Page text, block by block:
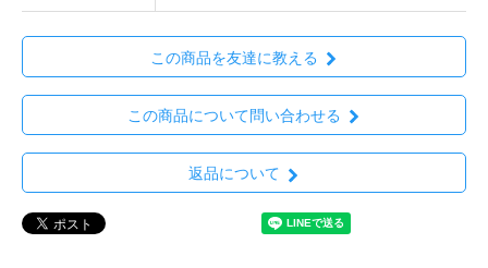
この商品を友達に教える
この商品について問い合わせる
返品について